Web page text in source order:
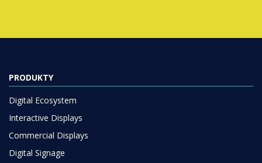
PRODUKTY
Digital Ecosystem
Interactive Displays
Commercial Displays
Digital Signage